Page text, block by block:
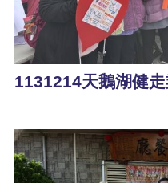
1131214天鵝湖健